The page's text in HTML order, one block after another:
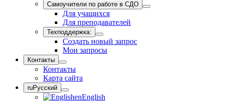
Самоучители по работе в СДО
Для учащихся
Для преподавателей
Техподдержка:
Создать новый запрос
Мои запросы
Контакты
Контакты
Карта сайта
ruРусский
enEnglish